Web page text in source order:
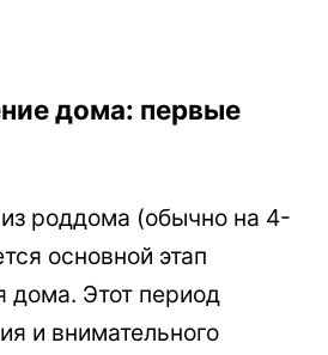
дома: первые
роддома (обычно на 4-
основной этап
дома. Этот период
и внимательного